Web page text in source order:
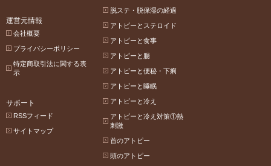
脱ステ・脱保湿の経過
アトピーとステロイド
アトピーと食事
アトピーと腸
アトピーと便秘・下痢
アトピーと睡眠
アトピーと冷え
アトピーと冷え対策①熱
刺激
首のアトピー
頭のアトピー
運営元情報
会社概要
プライバシーポリシー
特定商取引法に関する表
示
サポート
RSSフィード
サイトマップ